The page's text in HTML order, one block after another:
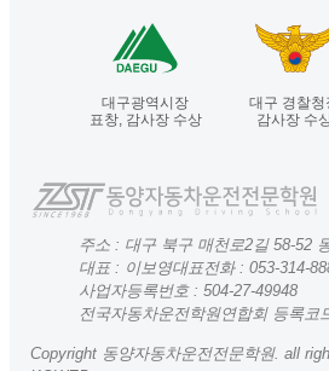
대구광역시장
표창, 감사장 수상
대구 경찰청
감사장 수
주소 : 대구 북구 매천로2길 58-52
대표 : 이보영대표전화 :053-314-
사업자등록번호 : 504-27-49948
전국자동차운전학원연합회 등록코
Copyright 동양자동차운전전문학원. all